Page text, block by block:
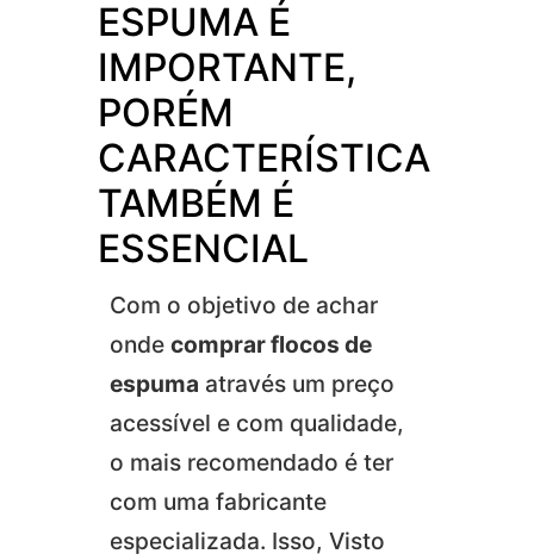
ESPUMA É
IMPORTANTE,
PORÉM
CARACTERÍSTICA
TAMBÉM É
ESSENCIAL
Com o objetivo de achar
ondecomprar flocos de
espuma através um preço
acessível e com qualidade,
o mais recomendado é ter
com uma fabricante
especializada. Isso, Visto